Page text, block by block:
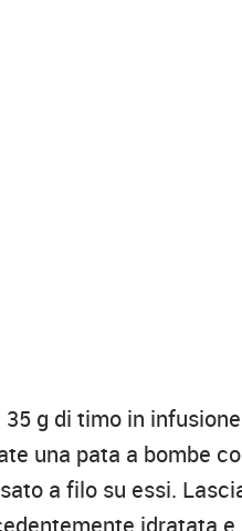
g di timo in
una pata a bombe
a filo su essi.
idratata